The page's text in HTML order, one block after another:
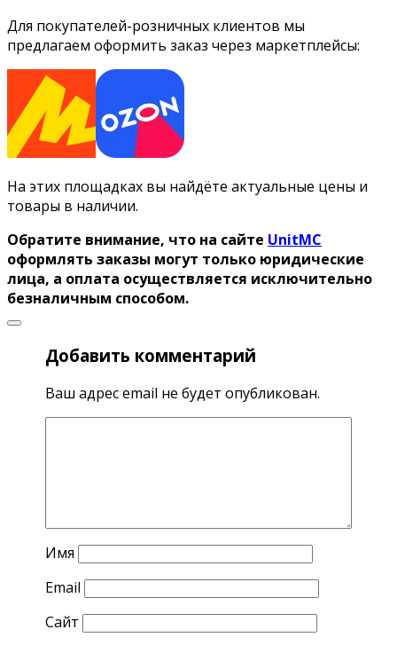
Для покупателей-розничных клиентов мы
предлагаем оформить заказ через маркетплейсы:
На этих площадках вы найдёте актуальные цены и
товары в наличии.
Обратите внимание, что на сайте UnitMC
оформлять заказы могут только юридические
лица, а оплата осуществляется исключительно
безналичным способом.
Добавить комментарий
Ваш адрес email не будет опубликован.
Имя
Email
Сайт